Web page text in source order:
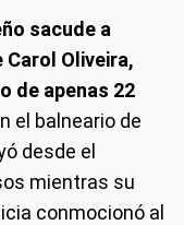
sacude a
Oliveira,
de apenas 22
el balneario de
desde el
mientras su
conmocionó al